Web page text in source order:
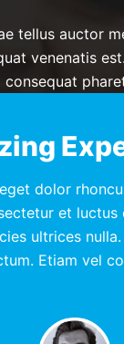
tellus auctor
venenatis
consequat
dolor
et
ultrices
Etiam vel